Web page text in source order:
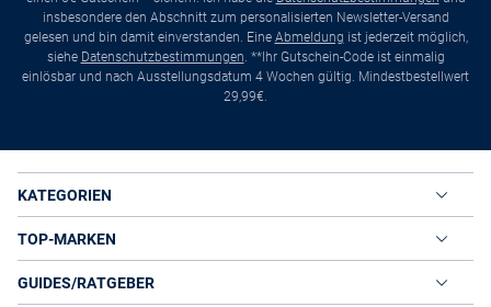
insbesondere den Abschnitt zum personalisierten Newsletter-Versand
gelesen und bin damit einverstanden. Eine Abmeldung ist jederzeit möglich,
siehe Datenschutzbestimmungen. **Ihr Gutschein-Code ist einmalig
einlösbar und nach Ausstellungsdatum 4 Wochen gültig. Mindestbestellwert
29,99€.
KATEGORIEN
TOP-MARKEN
GUIDES/RATGEBER